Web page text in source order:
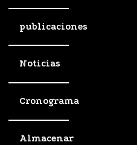
publicaciones
Noticias
Cronograma
Almacenar